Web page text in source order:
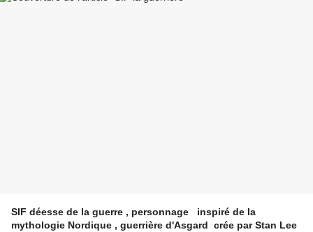
SIF déesse de la guerre , personnage inspiré de la
mythologie Nordique , guerrière d'Asgard crée par Stan Lee